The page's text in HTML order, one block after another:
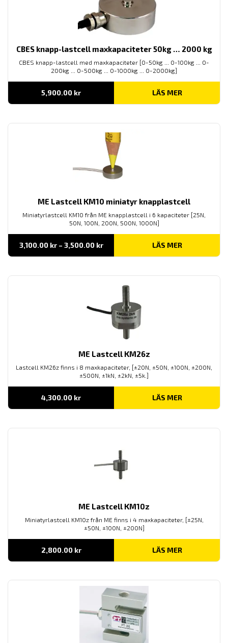
CBES knapp-lastcell maxkapaciteter 50kg … 2000 kg
CBES knapp-lastcell med maxkapaciteter [0-50kg ... 0-100kg ... 0-
200kg ... 0-500kg ... 0-1000kg ... 0-2000kg]
5,900.00 kr LÄS MER
ME Lastcell KM10 miniatyr knapplastcell
Miniatyrlastcell KM10 från ME knapplastcell i 6 kapaciteter [25N,
50N, 100N, 200N, 500N, 1000N]
3,100.00 kr – 3,500.00 krPrisintervall:
till
LÄS MER
ME Lastcell KM26z
Lastcell KM26z finns i 8 maxkapaciteter, [±20N, ±50N, ±100N, ±200N,
±500N, ±1kN, ±2kN, ±5k.]
4,300.00 kr LÄS MER
ME Lastcell KM10z
Miniatyrlastcell KM10z från ME finns i 4 maxkapaciteter, [±25N,
±50N, ±100N, ±200N]
2,800.00 kr LÄS MER